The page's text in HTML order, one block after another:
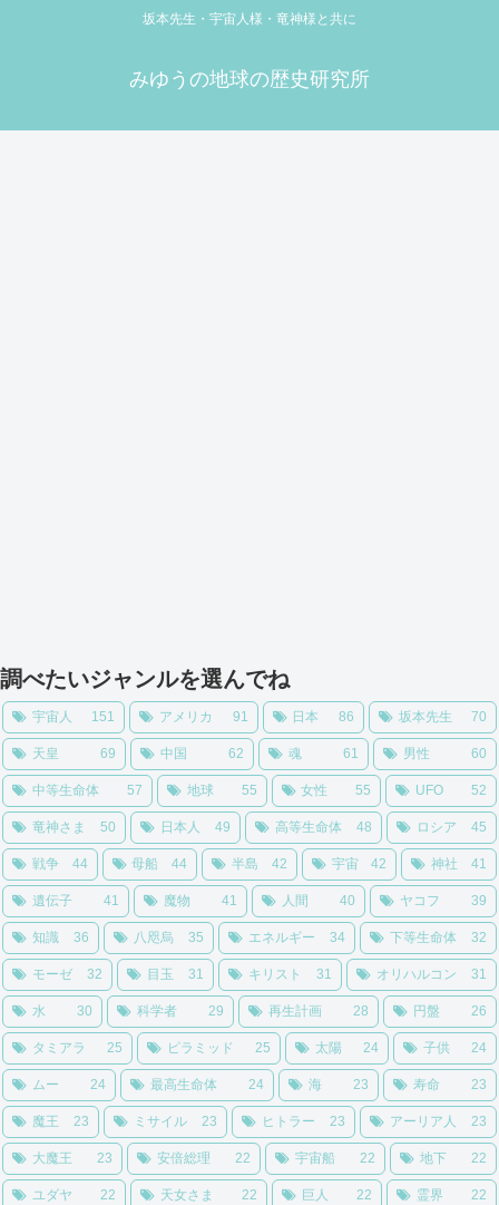
坂本先生・宇宙人様・竜神様と共に
みゆうの地球の歴史研究所
調べたいジャンルを選んでね
宇宙人 151 アメリカ 91 日本 86 坂本先生 70
天皇 69 中国 62 魂 61 男性 60
中等生命体 57 地球 55 女性 55 UFO 52
竜神さま 50 日本人 49 高等生命体 48 ロシア 45
戦争 44 母船 44 半島 42 宇宙 42 神社 41
遺伝子 41 魔物 41 人間 40 ヤコフ 39
知識 36 八咫烏 35 エネルギー 34 下等生命体 32
モーゼ 32 目玉 31 キリスト 31 オリハルコン 31
水 30 科学者 29 再生計画 28 円盤 26
タミアラ 25 ピラミッド 25 太陽 24 子供 24
ムー 24 最高生命体 24 海 23 寿命 23
魔王 23 ミサイル 23 ヒトラー 23 アーリア人 23
大魔王 23 安倍総理 22 宇宙船 22 地下 22
ユダヤ 22 天女さま 22 巨人 22 霊界 22